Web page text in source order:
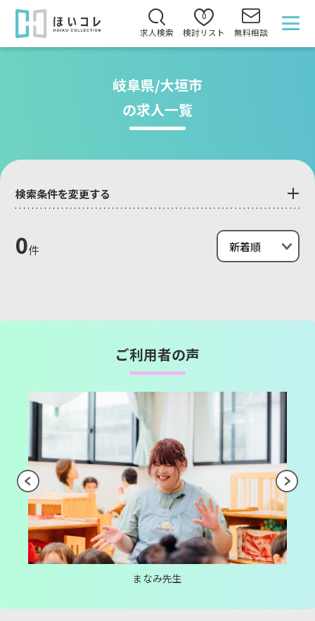
求人検索
0
検討リスト 無料相談
岐阜県/大垣市
の求人一覧
検索条件を変更する
0件
ご利用者の声
まなみ先生